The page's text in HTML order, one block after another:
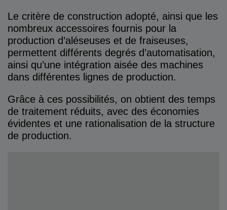
Le critère de construction adopté, ainsi que les
nombreux accessoires fournis pour la
production d’aléseuses et de fraiseuses,
permettent différents degrés d’automatisation,
ainsi qu’une intégration aisée des machines
dans différentes lignes de production.
Grâce à ces possibilités, on obtient des temps
de traitement réduits, avec des économies
évidentes et une rationalisation de la structure
de production.